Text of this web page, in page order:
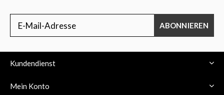
ABONNIEREN
Kundendienst
Mein Konto